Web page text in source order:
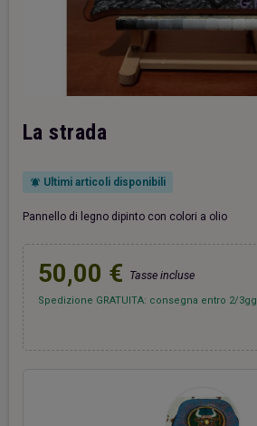
La strada
notifications_active Ultimi articoli disponibili
Pannello di legno dipinto con colori a olio
50,00 € Tasse incluse
Spedizione GRATUITA: consegna entro 2/3gg